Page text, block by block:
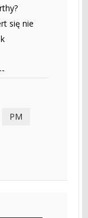
się nie
PM